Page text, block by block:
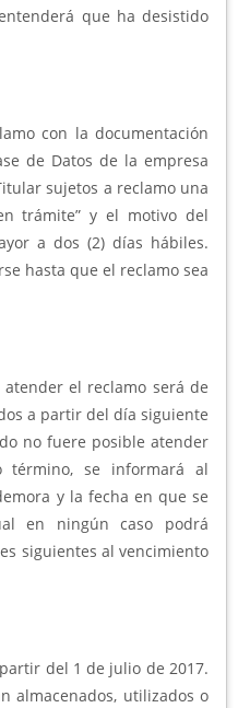
que ha desistido
con la documentación
de Datos de la empresa
sujetos a reclamo una
trámite” y el motivo del
a dos (2) días hábiles.
hasta que el reclamo sea
el reclamo será de
a partir del día siguiente
no fuere posible atender
se informará al
y la fecha en que se
en ningún caso podrá
siguientes al vencimiento
del 1 de julio de 2017.
almacenados, utilizados o